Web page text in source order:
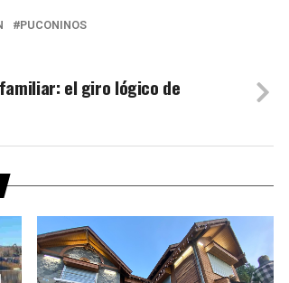
PUCONINOS
el giro lógico de